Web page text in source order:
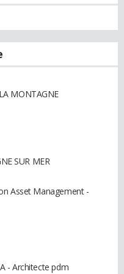
MONTAGNE
SUR MER
Asset Management -
- Architecte pdm